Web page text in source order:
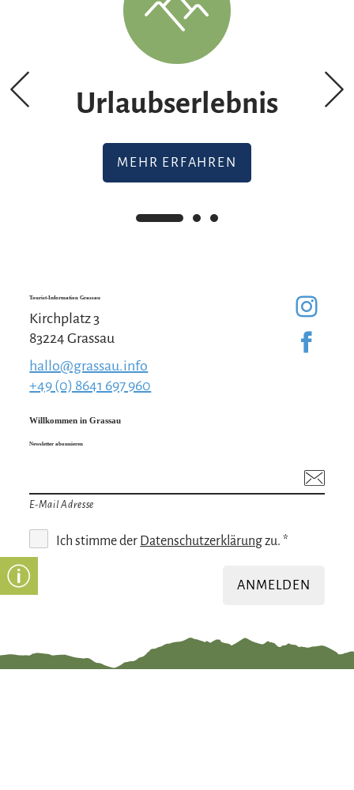
Urlaubserlebnis
MEHR ERFAHREN
Willkommen in Grassau
Newsletter abonnieren
E-Mail Adresse
Ich stimme der Datenschutzerklärungzu. *
ANMELDEN
Tourist-Information Grassau
Kirchplatz 3
83224 Grassau
hallo@grassau.info
+49 (0) 8641 697 960